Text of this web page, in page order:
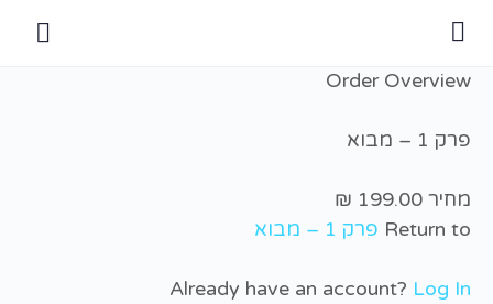
Order Overview
פרק 1 – מבוא
מחיר
Return to פרק 1 – מבוא
Already have an account? Log In